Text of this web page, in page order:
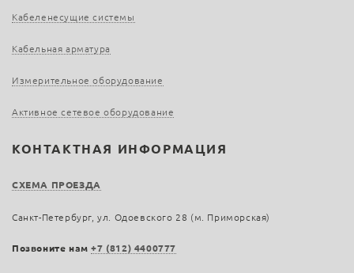
Кабеленесущие системы
Кабельная арматура
Измерительное оборудование
Активное сетевое оборудование
КОНТАКТНАЯ ИНФОРМАЦИЯ
СХЕМА ПРОЕЗДА
Санкт-Петербург, ул. Одоевского 28 (м. Приморская)
Позвоните нам+7 (812) 4400777